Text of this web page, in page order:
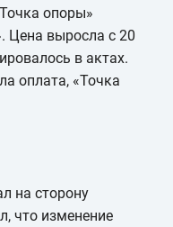
опоры»
Цена выросла с 20
в актах.
оплата, «Точка
на сторону
что изменение